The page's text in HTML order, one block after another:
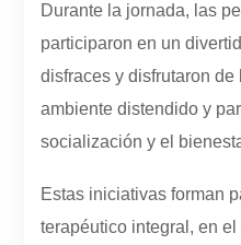
Durante la jornada, las
participaron en un
disfraces y disfrutaron
ambiente distendido y
socialización y el
Estas iniciativas forman
terapéutico integral, en